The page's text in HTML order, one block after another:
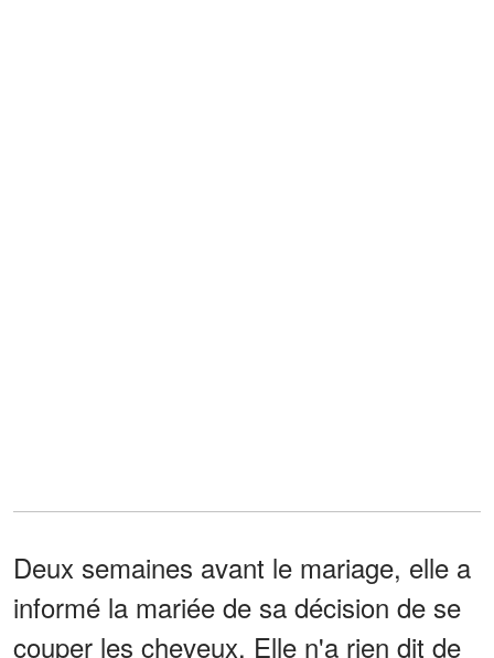
Deux semaines avant le mariage, elle a
informé la mariée de sa décision de se
couper les cheveux. Elle n'a rien dit de